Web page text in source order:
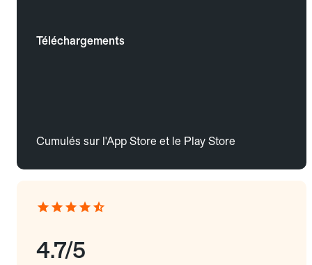
Téléchargements
Cumulés sur l'App Store et le Play Store
4.7/5